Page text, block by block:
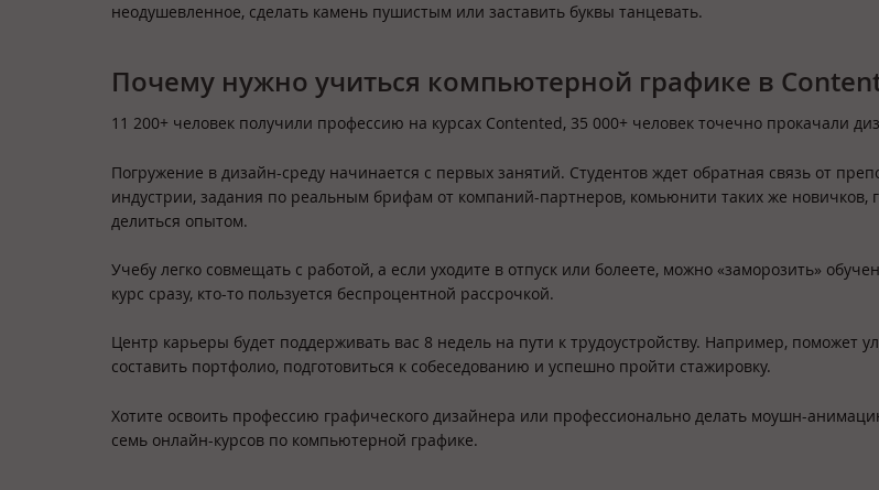
неодушевленное, сделать камень пушистым или заставить буквы танцевать.
Почему нужно учиться компьютерной графике в
11 200+ человек получили профессию на курсах Contented, 35 000+ человек точечно прокачали
Погружение в дизайн-среду начинается с первых занятий. Студентов ждет обратная связь от
индустрии, задания по реальным брифам от компаний-партнеров, комьюнити таких же новичков,
делиться опытом.
Учебу легко совмещать с работой, а если уходите в отпуск или болеете, можно «заморозить»
курс сразу, кто-то пользуется беспроцентной рассрочкой.
Центр карьеры будет поддерживать вас 8 недель на пути к трудоустройству. Например, поможет
составить портфолио, подготовиться к собеседованию и успешно пройти стажировку.
Хотите освоить профессию графического дизайнера или профессионально делать моушн-
семь онлайн-курсов по компьютерной графике.